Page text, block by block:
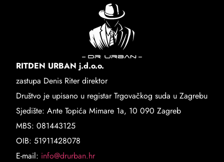
RITDEN URBAN j.d.o.o.
zastupa Denis Riter direktor
Društvo je upisano u registar Trgovačkog suda u Zagrebu
Sjedište: Ante Topića Mimare 1a, 10 090 Zagreb
MBS: 081443125
OIB: 51911428078
E-mail: info@drurban.hr